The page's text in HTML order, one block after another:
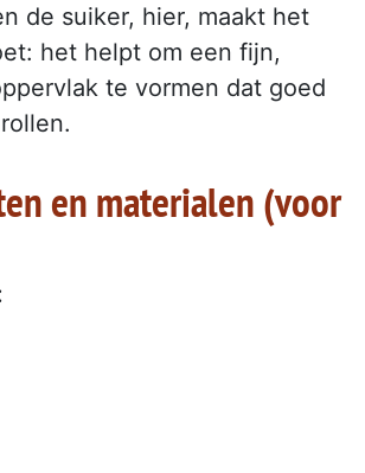
de suiker, hier, maakt het
het helpt om een fijn,
te vormen dat goed
en materialen (voor